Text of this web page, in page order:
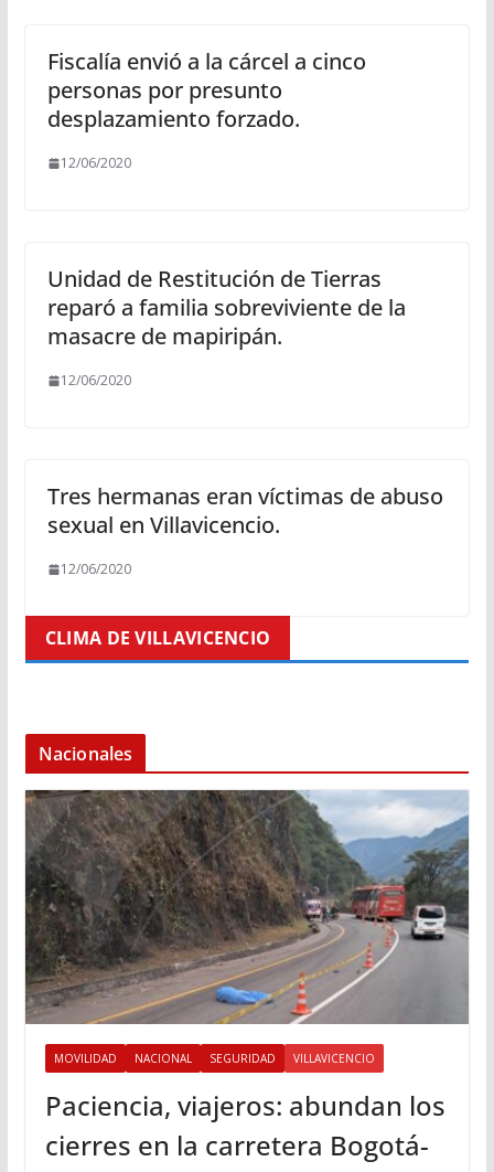
Fiscalía envió a la cárcel a cinco
personas por presunto
desplazamiento forzado.
12/06/2020
Unidad de Restitución de Tierras
reparó a familia sobreviviente de la
masacre de mapiripán.
12/06/2020
Tres hermanas eran víctimas de abuso
sexual en Villavicencio.
12/06/2020
CLIMA DE VILLAVICENCIO
Nacionales
MOVILIDAD NACIONAL SEGURIDAD VILLAVICENCIO
Paciencia, viajeros: abundan los
cierres en la carretera Bogotá-